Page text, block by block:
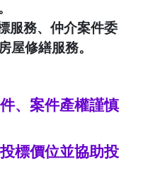
服務、仲介案件委
屋修繕服務。
、案件產權謹慎
標價位並協助投